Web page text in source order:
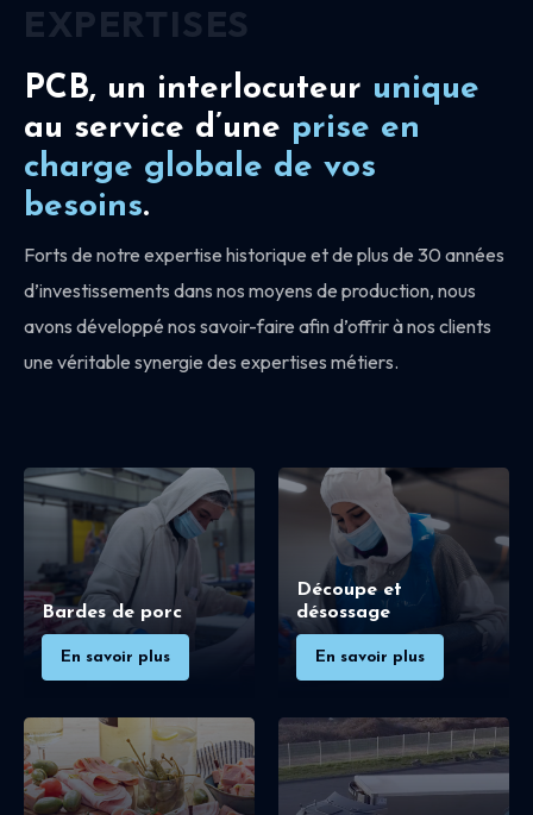
PCB, un interlocuteur unique
au service d’une prise en
charge globale de vos
besoins.
Forts de notre expertise historique et de plus de 30 années
d’investissements dans nos moyens de production, nous
avons développé nos savoir-faire afin d’offrir à nos clients
une véritable synergie des expertises métiers.
EXPERTISES
Bardes de porc
En savoir plus
Découpe et
désossage
En savoir plus